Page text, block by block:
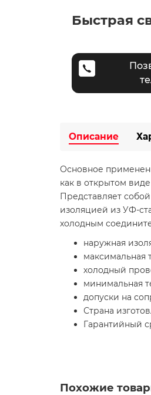
Быстрая
Описание
Основное
как в открытом
Представляет
изоляцией из УФ-
холодным
наружная
максимальная
холодный
минимальная
допуски на
Страна
Гарантийный
Похожие